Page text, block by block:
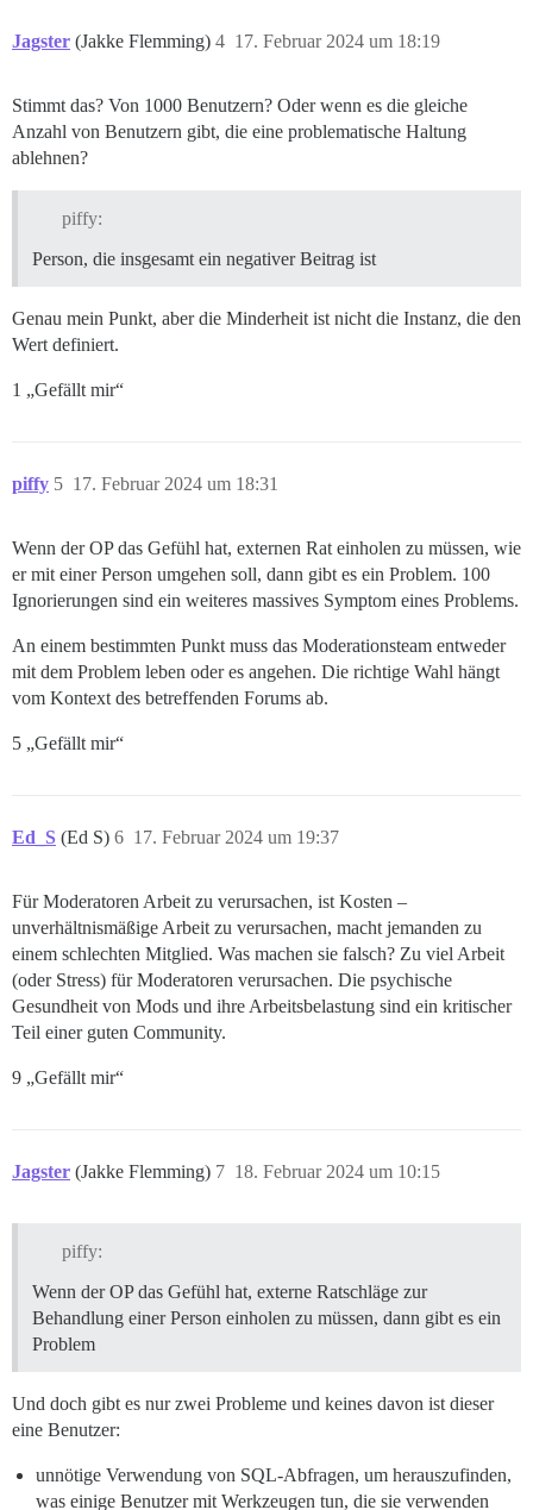
Jagster (Jakke Flemming) 17. Februar 2024 um 18:19
4
Stimmt das? Von 1000 Benutzern? Oder wenn es die gleiche
Anzahl von Benutzern gibt, die eine problematische Haltung
ablehnen?
piffy:
Person, die insgesamt ein negativer Beitrag ist
Genau mein Punkt, aber die Minderheit ist nicht die Instanz, die den
Wert definiert.
1 „Gefällt mir“
piffy 17. Februar 2024 um 18:31
5
Wenn der OP das Gefühl hat, externen Rat einholen zu müssen, wie
er mit einer Person umgehen soll, dann gibt es ein Problem. 100
Ignorierungen sind ein weiteres massives Symptom eines Problems.
An einem bestimmten Punkt muss das Moderationsteam entweder
mit dem Problem leben oder es angehen. Die richtige Wahl hängt
vom Kontext des betreffenden Forums ab.
5 „Gefällt mir“
Ed_S (Ed S) 17. Februar 2024 um 19:37
6
Für Moderatoren Arbeit zu verursachen, ist Kosten –
unverhältnismäßige Arbeit zu verursachen, macht jemanden zu
einem schlechten Mitglied. Was machen sie falsch? Zu viel Arbeit
(oder Stress) für Moderatoren verursachen. Die psychische
Gesundheit von Mods und ihre Arbeitsbelastung sind ein kritischer
Teil einer guten Community.
9 „Gefällt mir“
Jagster (Jakke Flemming) 18. Februar 2024 um 10:15
7
piffy:
Wenn der OP das Gefühl hat, externe Ratschläge zur
Behandlung einer Person einholen zu müssen, dann gibt es ein
Problem
Und doch gibt es nur zwei Probleme und keines davon ist dieser
eine Benutzer:
unnötige Verwendung von SQL-Abfragen, um herauszufinden,
was einige Benutzer mit Werkzeugen tun, die sie verwenden